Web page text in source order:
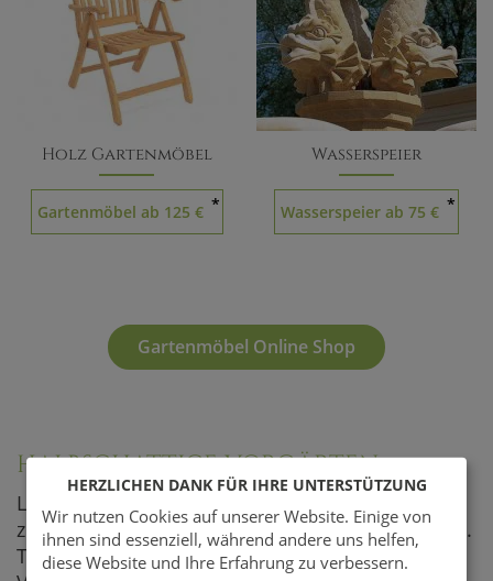
Holz Gartenmöbel
Gartenmöbel ab 125 € *
Wasserspeier
Wasserspeier ab 75 € *
Gartenmöbel Online Shop
HALBSCHATTIGE VORGÄRTEN
Liegt der Vorgarten auf der Südseite, erhält er
zumindest einige wenige Stunden am Tag Sonne.
Typische Pflanzen für einen halbschattigen
HERZLICHEN DANK FÜR IHRE UNTERSTÜTZUNG
Wir nutzen Cookies auf unserer Website. Einige von
ihnen sind essenziell, während andere uns helfen,
diese Website und Ihre Erfahrung zu verbessern.